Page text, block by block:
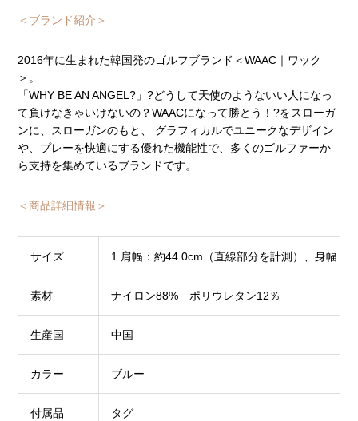
＜ブランド紹介＞
2016年に生まれた韓国発のゴルフブランド＜WAAC｜ワック
＞。
「WHY BE AN ANGEL?」?どうして天使のようないい人になっ
て負けなきゃいけないの？WAACになって勝とう！?をスローガ
ンに、スローガンのもと、 グラフィカルでユニークなデザイン
や、プレーを快適にする優れた機能性で、多くのゴルファーか
ら支持を集めているブランドです。
＜商品詳細情報＞
サイズ 1 肩幅：約44.0cm（直線部分を計測）、身幅：
素材 ナイロン88% ポリウレタン12％
生産国 中国
カラー ブルー
付属品 タグ